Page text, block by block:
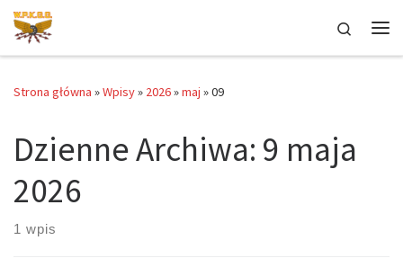
Przejdź do treści
Search
Strona główna »Wpisy» 2026»maj »09
Dzienne Archiwa: 9 maja
2026
1 wpis